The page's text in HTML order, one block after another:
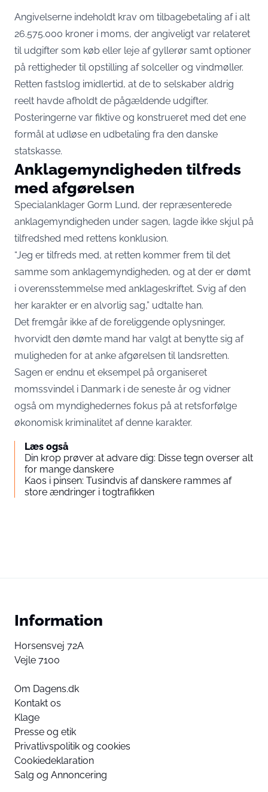
Angivelserne indeholdt krav om tilbagebetaling af i alt
26.575.000 kroner i moms, der angiveligt var relateret
til udgifter som køb eller leje af gyllerør samt optioner
på rettigheder til opstilling af solceller og vindmøller.
Retten fastslog imidlertid, at de to selskaber aldrig
reelt havde afholdt de pågældende udgifter.
Posteringerne var fiktive og konstrueret med det ene
formål at udløse en udbetaling fra den danske
statskasse.
Anklagemyndigheden tilfreds
med afgørelsen
Specialanklager Gorm Lund, der repræsenterede
anklagemyndigheden under sagen, lagde ikke skjul på
tilfredshed med rettens konklusion.
“Jeg er tilfreds med, at retten kommer frem til det
samme som anklagemyndigheden, og at der er dømt
i overensstemmelse med anklageskriftet. Svig af den
her karakter er en alvorlig sag,” udtalte han.
Det fremgår ikke af de foreliggende oplysninger,
hvorvidt den dømte mand har valgt at benytte sig af
muligheden for at anke afgørelsen til landsretten.
Sagen er endnu et eksempel på organiseret
momssvindel i Danmark i de seneste år og vidner
også om myndighedernes fokus på at retsforfølge
økonomisk kriminalitet af denne karakter.
Læs også
Din krop prøver at advare dig: Disse tegn overser alt
for mange danskere
Kaos i pinsen: Tusindvis af danskere rammes af
store ændringer i togtrafikken
Information
Horsensvej 72A
Vejle 7100
Om Dagens.dk
Kontakt os
Klage
Presse og etik
Privatlivspolitik og cookies
Cookiedeklaration
Salg og Annoncering